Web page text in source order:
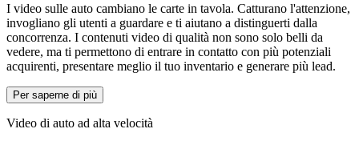
I video sulle auto cambiano le carte in tavola. Catturano l'attenzione,
invogliano gli utenti a guardare e ti aiutano a distinguerti dalla
concorrenza. I contenuti video di qualità non sono solo belli da
vedere, ma ti permettono di entrare in contatto con più potenziali
acquirenti, presentare meglio il tuo inventario e generare più lead.
Per saperne di più
Video di auto ad alta velocità